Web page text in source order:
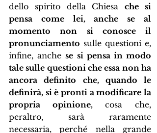
dello spirito della Chiesa che si
pensa come lei, anche se al
momento non si conosce il
pronunciamento sulle questioni e,
infine, anche se si pensa in modo
tale sulle questioni che essa non ha
ancora definito che, quando le
definirà, si è pronti a modificare la
propria opinione, cosa che,
peraltro, sarà raramente
necessaria, perché nella grande